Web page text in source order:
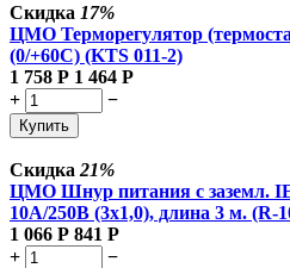
Скидка 17%
ЦМО Терморегулятор
(0/+60С) (KTS 011-2)
1 758 Р 1 464 Р
+
−
Купить
Скидка 21%
ЦМО Шнур питания с заземл.
10А/250В (3x1,0), длина 3 м. (R-
1 066 Р 841 Р
+
−